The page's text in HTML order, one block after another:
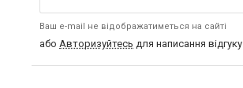
Ваш e-mail не відображатиметься на сайті
або Авторизуйтесь для написання відгуку